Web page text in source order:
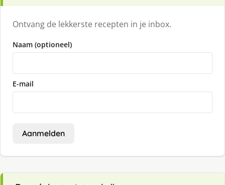
Ontvang de lekkerste recepten in je inbox.
Naam (optioneel)
E-mail
Aanmelden